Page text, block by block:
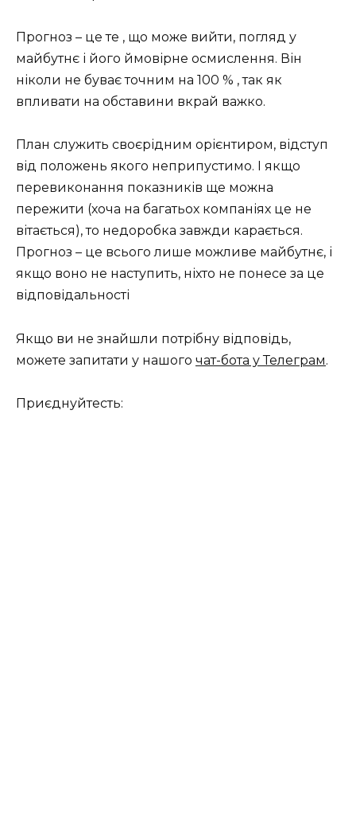
Прогноз – це те , що може вийти, погляд у
майбутнє і його ймовірне осмислення. Він
ніколи не буває точним на 100 % , так як
впливати на обставини вкрай важко.
План служить своєрідним орієнтиром, відступ
від положень якого неприпустимо. І якщо
перевиконання показників ще можна
пережити (хоча на багатьох компаніях це не
вітається), то недоробка завжди карається.
Прогноз – це всього лише можливе майбутнє, і
якщо воно не наступить, ніхто не понесе за це
відповідальності
Якщо ви не знайшли потрібну відповідь,
можете запитати у нашого чат-бота у Телеграм.
Приєднуйтесть: